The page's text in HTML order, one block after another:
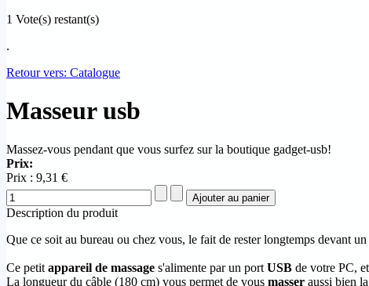
1 Vote(s) restant(s)
.
Retour vers: Catalogue
Masseur usb
Massez-vous pendant que vous surfez sur la boutique gadget-usb!
Prix:
Prix : 9,31 €
Description du produit
Que ce soit au bureau ou chez vous, le fait de rester longtemps devant
Ce petit appareil de massage s'alimente par un port USB de votre PC,
La longueur du câble (180 cm) vous permet de vous masser aussi bien